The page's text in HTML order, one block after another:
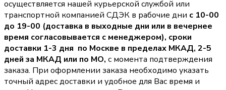
осуществляется нашей курьерской службой или
транспортной компанией СДЭК в рабочие дни с 10-00
до 19-00 (доставка в выходные дни или в вечернее
время согласовывается с менеджером), сроки
доставки 1-3 дня по Москве в пределах МКАД, 2-5
дней за МКАД или по МО, с момента подтверждения
заказа. При оформлении заказа необходимо указать
точный адрес доставки и удобное для Вас время и